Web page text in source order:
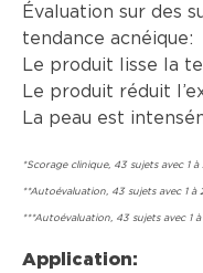
Évaluation sur des
tendance acnéique:
Le produit lisse la
Le produit réduit
La peau est
*Scorage clinique, 43 sujets avec 1
**Autoévaluation, 43 sujets avec 1
***Autoévaluation, 43 sujets avec 1
Application: